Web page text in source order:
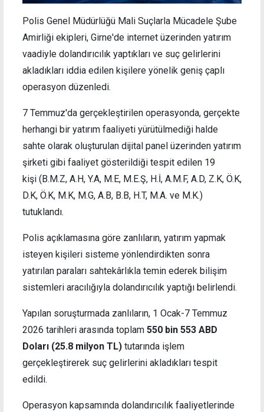
Polis Genel Müdürlüğü Mali Suçlarla Mücadele Şube
Amirliği ekipleri, Girne'de internet üzerinden yatırım
vaadiyle dolandırıcılık yaptıkları ve suç gelirlerini
akladıkları iddia edilen kişilere yönelik geniş çaplı
operasyon düzenledi.
7 Temmuz'da gerçekleştirilen operasyonda, gerçekte
herhangi bir yatırım faaliyeti yürütülmediği halde
sahte olarak oluşturulan dijital panel üzerinden yatırım
şirketi gibi faaliyet gösterildiği tespit edilen 19
kişi (B.M.Z, A.H, Y.A, M.E, M.E.Ş, H.İ, A.M.F, A.D, Z.K, Ö.K,
D.K, Ö.K, M.K, M.G, A.B, B.B, H.T, M.A. ve M.K.)
tutuklandı.
Polis açıklamasına göre zanlıların, yatırım yapmak
isteyen kişileri sisteme yönlendirdikten sonra
yatırılan paraları sahtekârlıkla temin ederek bilişim
sistemleri aracılığıyla dolandırıcılık yaptığı belirlendi.
Yapılan soruşturmada zanlıların, 1 Ocak-7 Temmuz
2026 tarihleri arasında toplam 550 bin 553 ABD
Doları (25.8 milyon TL) tutarında işlem
gerçekleştirerek suç gelirlerini akladıkları tespit
edildi.
Operasyon kapsamında dolandırıcılık faaliyetlerinde